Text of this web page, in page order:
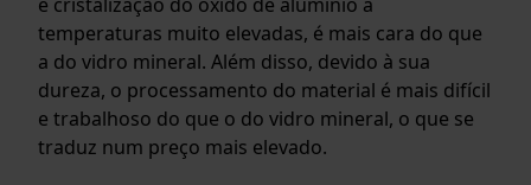
temperaturas muito elevadas, é mais cara do que
a do vidro mineral. Além disso, devido à sua
dureza, o processamento do material é mais difícil
e trabalhoso do que o do vidro mineral, o que se
traduz num preço mais elevado.